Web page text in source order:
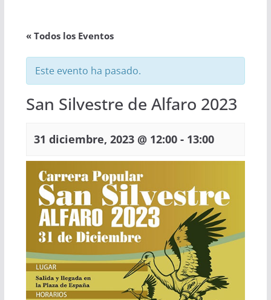
« Todos los Eventos
Este evento ha pasado.
San Silvestre de Alfaro 2023
31 diciembre, 2023 @ 12:00- 13:00